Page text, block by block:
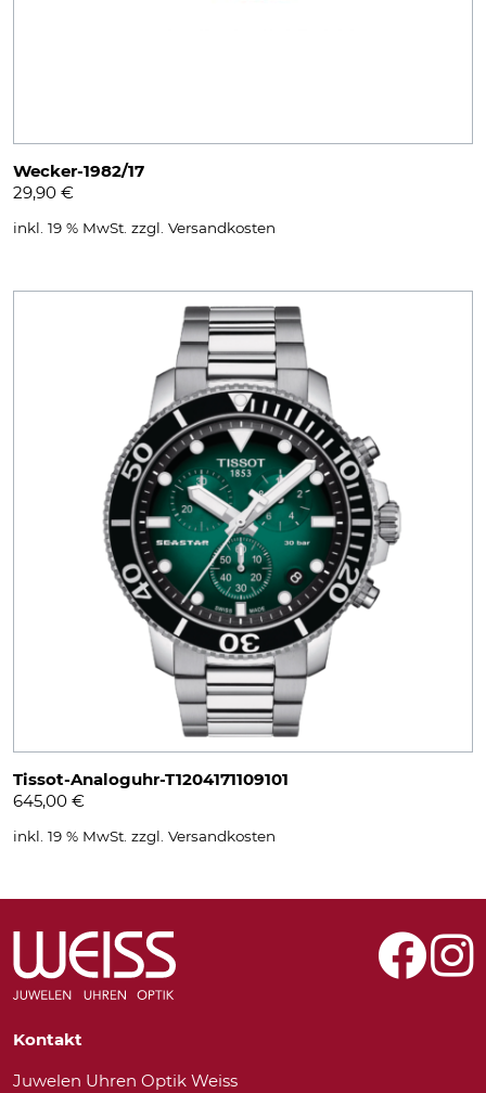
Wecker-1982/17
29,90 €
inkl. 19 % MwSt. zzgl. Versandkosten
Tissot-Analoguhr-T1204171109101
645,00 €
inkl. 19 % MwSt. zzgl. Versandkosten
Kontakt
Juwelen Uhren Optik Weiss